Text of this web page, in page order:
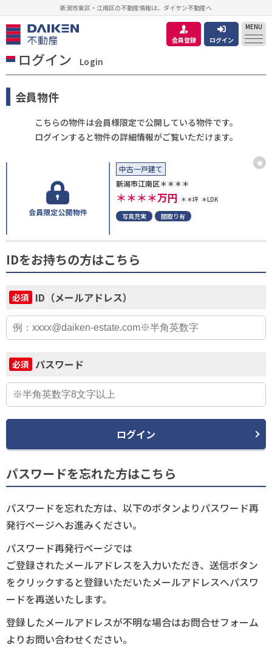
新潟市東区・江南区の不動産情報は、ダイケン不動産へ
会員登録 ログイン
MENU
ログイン Login
会員物件
こちらの物件は会員様限定で公開している物件です。
ログインすると物件の詳細情報がご覧いただけます。
中古一戸建て
新潟市江南区＊＊＊＊
＊＊＊＊万円 ＊＊坪 ＊LDK
写真充実
間取り有
IDをお持ちの方はこちら
必須 ID（メールアドレス）
必須 パスワード
ログイン
パスワードを忘れた方はこちら
パスワードを忘れた方は、以下のボタンよりパスワード再
発行ページへお進みください。
パスワード再発行ページでは
ご登録されたメールアドレスを入力いただき、送信ボタン
をクリックすると登録いただいたメールアドレスへパスワ
ードを再送いたします。
登録したメールアドレスが不明な場合はお問合せフォーム
よりお問い合わせください。